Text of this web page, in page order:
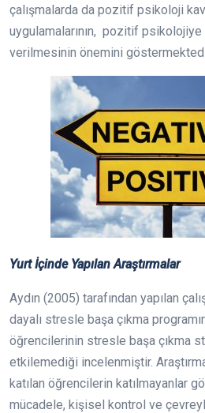
çalışmalarda da pozitif psikoloji
uygulamalarının, pozitif
verilmesinin önemini
Yurt İçinde Yapılan Araştırmalar
Aydın (2005) tarafından yapılan
dayalı stresle başa çıkma
öğrencilerinin stresle başa çıkma
etkilemediği incelenmiştir.
katılan öğrencilerin katılmayanlar
mücadele, kişisel kontrol ve